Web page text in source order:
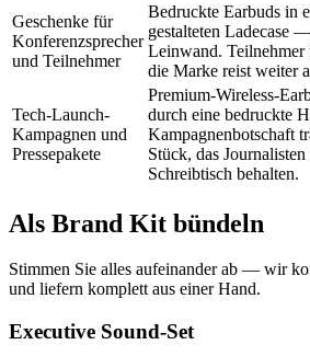
Geschenke für
Konferenzsprecher
und Teilnehmer
Bedruckte Earbuds in
gestalteten Ladecase
Leinwand. Teilnehmer
die Marke reist weiter
Tech-Launch-
Kampagnen und
Pressepakete
Premium-Wireless-
durch eine bedruckte
Kampagnenbotschaft
Stück, das
Schreibtisch behalten.
Als Brand Kit bündeln
Stimmen Sie alles aufeinander ab — wir
und liefern komplett aus einer Hand.
Executive Sound-Set